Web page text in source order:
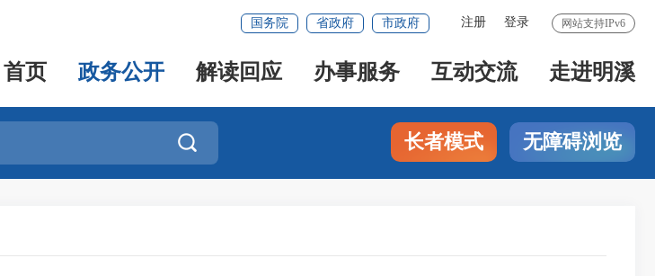
网站支持IPv6
注册 登录
国务院 省政府 市政府
首页 政务公开 解读回应 办事服务 互动交流 走进明溪
 长者模式 无障碍浏览